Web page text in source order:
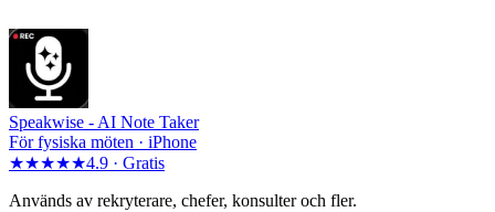
Speakwise - AI Note Taker
För fysiska möten · iPhone
★★★★★4.9 · Gratis
Används av rekryterare, chefer, konsulter och fler.